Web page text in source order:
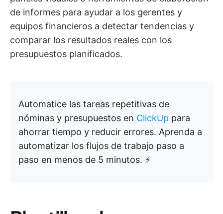
de informes para ayudar a los gerentes y
equipos financieros a detectar tendencias y
comparar los resultados reales con los
presupuestos planificados.
Automatice las tareas repetitivas de
nóminas y presupuestos en ClickUp para
ahorrar tiempo y reducir errores. Aprenda a
automatizar los flujos de trabajo paso a
paso en menos de 5 minutos. ⚡️